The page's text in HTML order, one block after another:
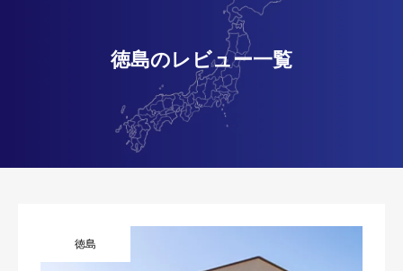
徳島のレビュー一覧
徳島